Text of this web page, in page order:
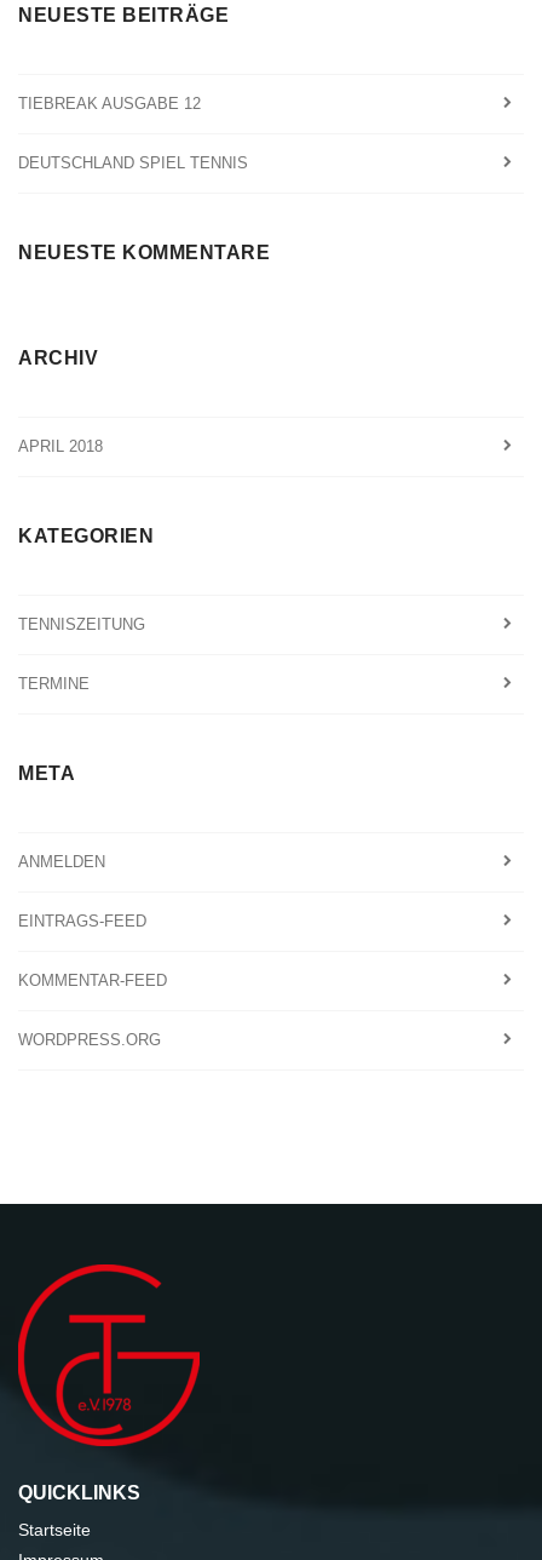
NEUESTE BEITRÄGE
TIEBREAK AUSGABE 12
DEUTSCHLAND SPIEL TENNIS
NEUESTE KOMMENTARE
ARCHIV
APRIL 2018
KATEGORIEN
TENNISZEITUNG
TERMINE
META
ANMELDEN
EINTRAGS-FEED
KOMMENTAR-FEED
WORDPRESS.ORG
QUICKLINKS
Startseite